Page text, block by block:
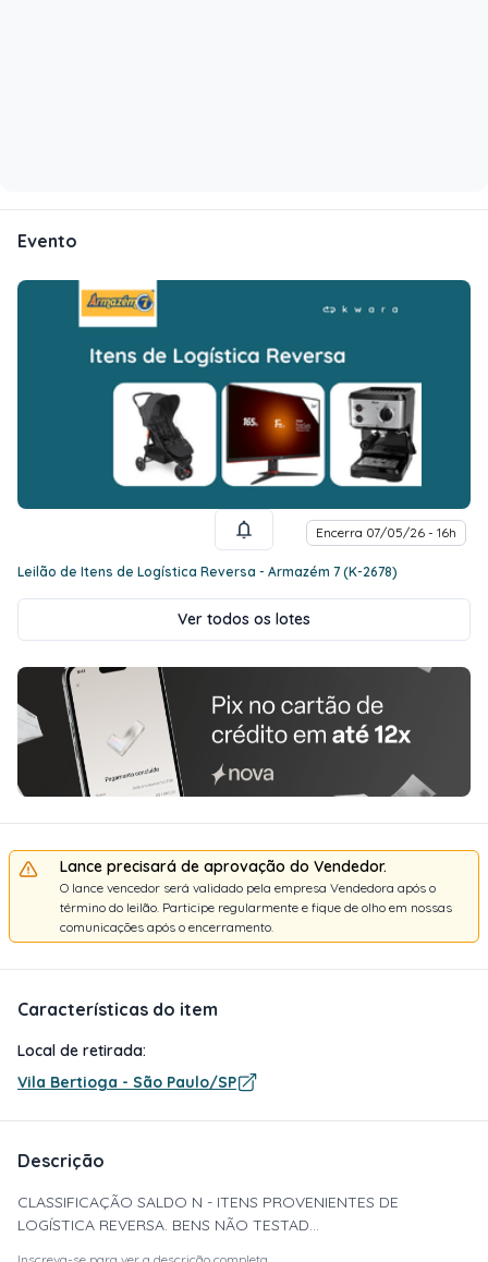
Evento
Encerra 07/05/26 - 16h
Leilão de Itens de Logística Reversa - Armazém 7 (K-2678)
Ver todos os lotes
Lance precisará de aprovação do Vendedor.
O lance vencedor será validado pela empresa Vendedora após o
término do leilão. Participe regularmente e fique de olho em nossas
comunicações após o encerramento.
Características do item
Local de retirada:
Vila Bertioga - São Paulo/SP
Descrição
CLASSIFICAÇÃO SALDO N - ITENS PROVENIENTES DE
LOGÍSTICA REVERSA. BENS NÃO TESTAD...